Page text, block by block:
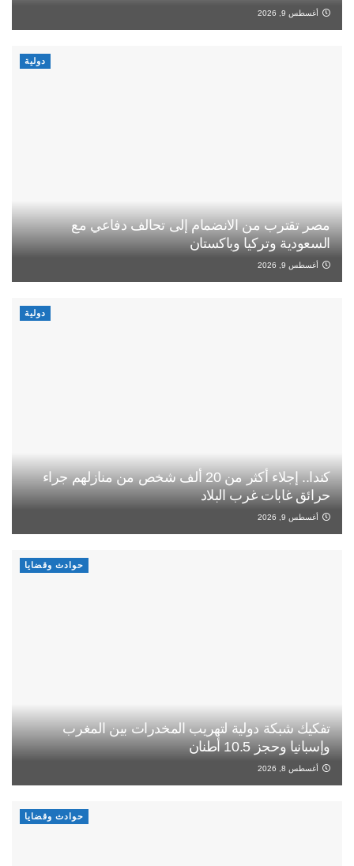
أغسطس 9, 2026
دولية
مصر تقترب من الانضمام إلى تحالف دفاعي مع
السعودية وتركيا وباكستان
أغسطس 9, 2026
دولية
كندا.. إجلاء أكثر من 20 ألف شخص من منازلهم جراء
حرائق غابات غرب البلاد
أغسطس 9, 2026
حوادث وقضايا
تفكيك شبكة دولية لتهريب المخدرات بين المغرب
وإسبانيا وحجز 10.5 أطنان
أغسطس 8, 2026
حوادث وقضايا